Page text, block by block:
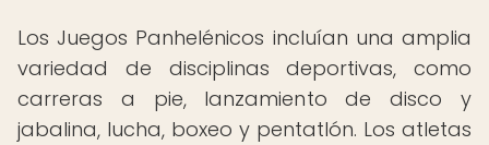
Los Juegos Panhelénicos incluían una amplia
variedad de disciplinas deportivas, como
carreras a pie, lanzamiento de disco y
jabalina, lucha, boxeo y pentatlón. Los atletas